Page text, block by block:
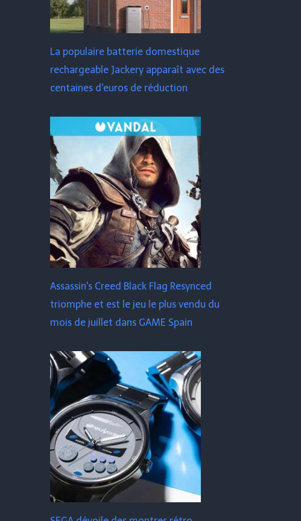
La populaire batterie domestique
rechargeable Jackery apparaît avec des
centaines d'euros de réduction
Assassin's Creed Black Flag Resynced
triomphe et est le jeu le plus vendu du
mois de juillet dans GAME Spain